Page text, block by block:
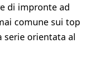
di impronte ad
comune sui top
serie orientata al